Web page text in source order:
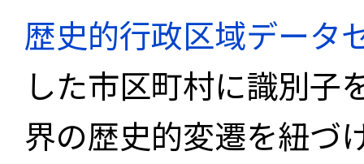
歴史的行政区域データ
した市区町村に識別子
界の歴史的変遷を紐づ